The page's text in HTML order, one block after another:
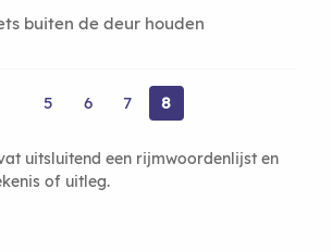
buiten de deur houden
5 6 7 8
uitsluitend een rijmwoordenlijst en
of uitleg.